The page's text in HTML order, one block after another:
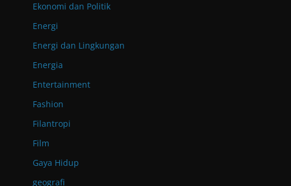
Ekonomi dan Politik
Energi
Energi dan Lingkungan
Energia
Entertainment
Fashion
Filantropi
Film
Gaya Hidup
geografi